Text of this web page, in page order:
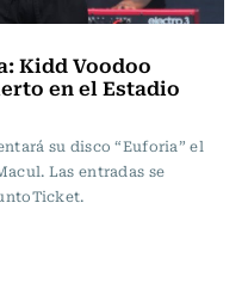
Kidd Voodoo
en el Estadio
su disco “Euforia” el
Las entradas se